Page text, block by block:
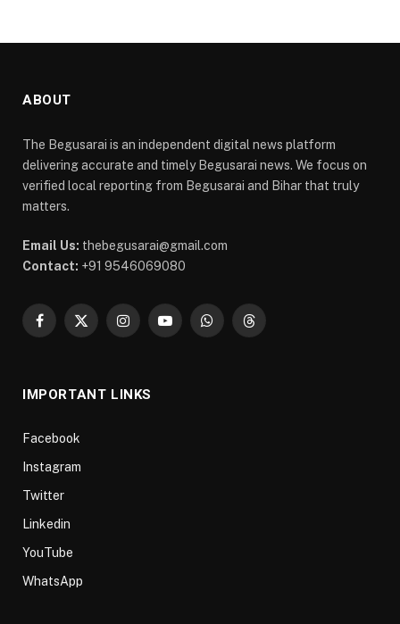
ABOUT
The Begusarai is an independent digital news platform
delivering accurate and timely Begusarai news. We focus on
verified local reporting from Begusarai and Bihar that truly
matters.
Email Us: thebegusarai@gmail.com
Contact: +91 9546069080
Facebook
X
InstagramYouTubeWhatsAppThreads
IMPORTANT LINKS
Facebook
Instagram
Twitter
Linkedin
YouTube
WhatsApp